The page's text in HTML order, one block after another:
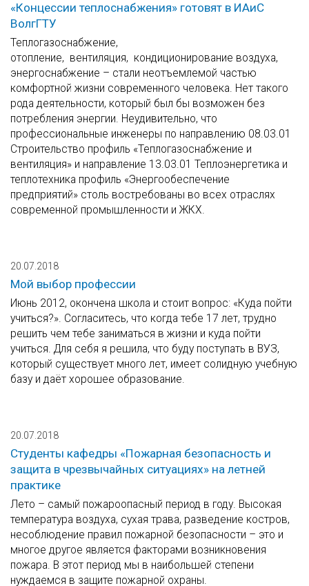
«Концессии теплоснабжения» готовят в ИАиС
ВолгГТУ
Теплогазоснабжение,
отопление, вентиляция, кондиционирование воздуха,
энергоснабжение – стали неотъемлемой частью
комфортной жизни современного человека. Нет такого
рода деятельности, который был бы возможен без
потребления энергии. Неудивительно, что
профессиональные инженеры по направлению 08.03.01
Строительство профиль «Теплогазоснабжение и
вентиляция» и направление 13.03.01 Теплоэнергетика и
теплотехника профиль «Энергообеспечение
предприятий» столь востребованы во всех отраслях
современной промышленности и ЖКХ.
20.07.2018
Мой выбор профессии
Июнь 2012, окончена школа и стоит вопрос: «Куда пойти
учиться?». Согласитесь, что когда тебе 17 лет, трудно
решить чем тебе заниматься в жизни и куда пойти
учиться. Для себя я решила, что буду поступать в ВУЗ,
который существует много лет, имеет солидную учебную
базу и даёт хорошее образование.
20.07.2018
Студенты кафедры «Пожарная безопасность и
защита в чрезвычайных ситуациях» на летней
практике
Лето – самый пожароопасный период в году. Высокая
температура воздуха, сухая трава, разведение костров,
несоблюдение правил пожарной безопасности – это и
многое другое является факторами возникновения
пожара. В этот период мы в наибольшей степени
нуждаемся в защите пожарной охраны.